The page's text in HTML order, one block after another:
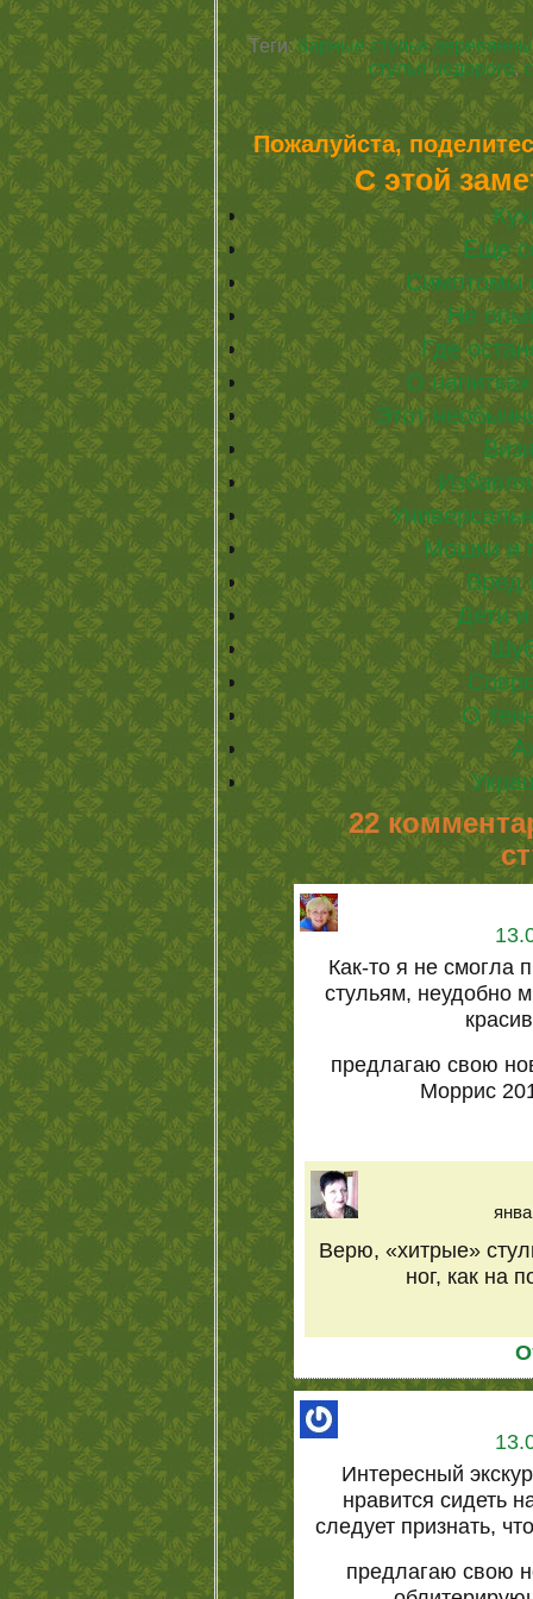
Теги:барные стулья
стулья недорого,
Пожалуйста,
С этой
Еще
Симптомы
Не
Где
О
Этот
Мошки и
Вред
Дети
О
22
Как-то я не смогла
стульям, неудобно
предлагаю свою
Моррис
Верю, «хитрые»
ног, как на
Интересный
нравится сидеть
следует признать,
предлагаю свою